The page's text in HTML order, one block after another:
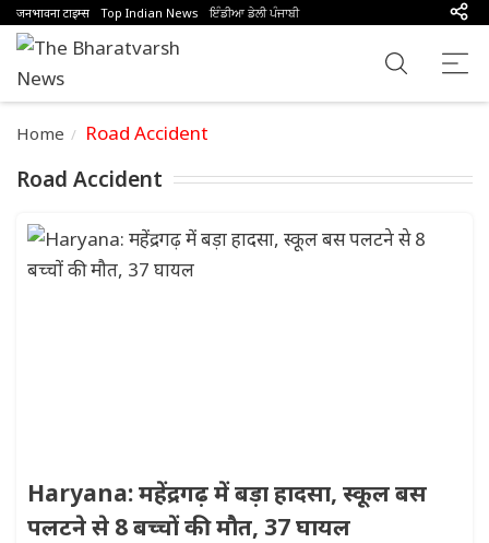
जनभावना टाइम्स Top Indian News ਇੰਡੀਆ ਡੇਲੀ ਪੰਜਾਬੀ
Home Road Accident
Road Accident
Haryana: महेंद्रगढ़ में बड़ा हादसा, स्कूल बस
पलटने से 8 बच्चों की मौत, 37 घायल